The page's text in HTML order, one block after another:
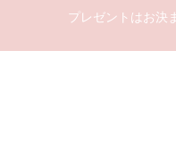
プレゼントはお決